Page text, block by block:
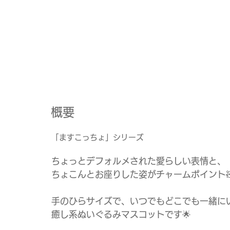
​概要
「ますこっちょ」シリーズ
ちょっとデフォルメされた愛らしい表情と、
ちょこんとお座りした姿がチャームポイント
手のひらサイズで、いつでもどこでも一緒に
癒し系ぬいぐるみマスコットです🌟